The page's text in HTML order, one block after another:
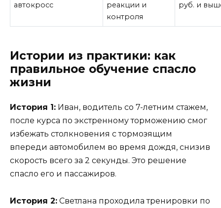
автокросс
реакции и
контроля
руб. и
Истории из практики: как
правильное обучение спасло
жизни
История 1: Иван, водитель со 7-летним стажем,
после курса по экстренному торможению смог
избежать столкновения с тормозящим
впереди автомобилем во время дождя, снизив
скорость всего за 2 секунды. Это решение
спасло его и пассажиров.
История 2: Светлана проходила тренировки по